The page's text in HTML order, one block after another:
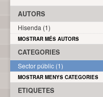
AUTORS
Hisenda (1)
MOSTRAR MÉS AUTORS
CATEGORIES
Sector públic (1)
MOSTRAR MENYS CATEGORIES
ETIQUETES